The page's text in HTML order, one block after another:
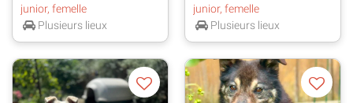
junior, femelle
Plusieurs lieux
junior, femelle
Plusieurs lieux